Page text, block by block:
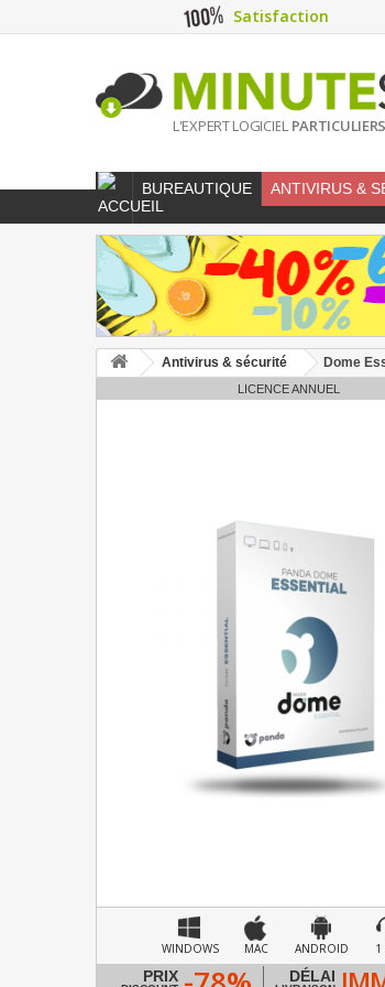
Satisfaction
L'EXPERT LOGICIEL
BUREAUTIQUE ANTIVIRUS &
Antivirus & sécurité Dome
LICENCE ANNUEL
WINDOWS MAC ANDROID 1
PRIX DÉLAI